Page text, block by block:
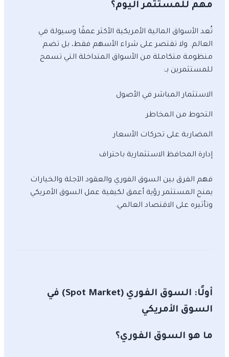
مهم للمستثمر اليوم؟
تُعد الأسواق المالية الأمريكية الأكثر عمقًا وسيولة في
العالم. ولا تقتصر على شراء الأسهم فقط، بل تضم
منظومة متكاملة من الأسواق المتداخلة التي تسمح
للمستثمرين بـ:
الاستثمار المباشر في الأصول
التحوط من المخاطر
المضاربة على تحركات الأسعار
إدارة المحافظ الاستثمارية باحتراف
فهم الفرق بين السوق الفوري والعقود الآجلة والخيارات
يمنح المستثمر رؤية أعمق لكيفية عمل السوق الأمريكي
وتأثيره على الاقتصاد العالمي.
أولًا: السوق الفوري (Spot Market) في
السوق الأمريكي
ما هو السوق الفوري؟